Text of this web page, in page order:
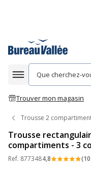
Afficher la
Trouver mon magasin
Trousse 2
Trousse
compartiments - 3
Ref. 8773484,8